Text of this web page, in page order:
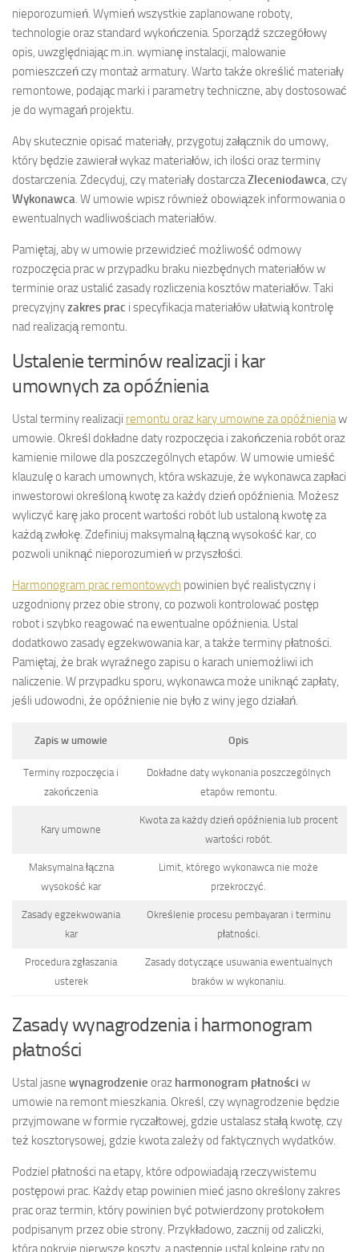
nieporozumień. Wymień wszystkie zaplanowane roboty,
technologie oraz standard wykończenia. Sporządź szczegółowy
opis, uwzględniając m.in. wymianę instalacji, malowanie
pomieszczeń czy montaż armatury. Warto także określić materiały
remontowe, podając marki i parametry techniczne, aby dostosować
je do wymagań projektu.
Aby skutecznie opisać materiały, przygotuj załącznik do umowy,
który będzie zawierał wykaz materiałów, ich ilości oraz terminy
dostarczenia. Zdecyduj, czy materiały dostarczaZleceniodawca, czy
Wykonawca. W umowie wpisz również obowiązek informowania o
ewentualnych wadliwościach materiałów.
Pamiętaj, aby w umowie przewidzieć możliwość odmowy
rozpoczęcia prac w przypadku braku niezbędnych materiałów w
terminie oraz ustalić zasady rozliczenia kosztów materiałów. Taki
precyzyjnyzakres prac i specyfikacja materiałów ułatwią kontrolę
nad realizacją remontu.
Ustalenie terminów realizacji i kar
umownych za opóźnienia
Ustal terminy realizacji remontu oraz kary umowne za opóźnieniaw
umowie. Określ dokładne daty rozpoczęcia i zakończenia robót oraz
kamienie milowe dla poszczególnych etapów. W umowie umieść
klauzulę o karach umownych, która wskazuje, że wykonawca zapłaci
inwestorowi określoną kwotę za każdy dzień opóźnienia. Możesz
wyliczyć karę jako procent wartości robót lub ustaloną kwotę za
każdą zwłokę. Zdefiniuj maksymalną łączną wysokość kar, co
pozwoli uniknąć nieporozumień w przyszłości.
Harmonogram prac remontowych powinien być realistyczny i
uzgodniony przez obie strony, co pozwoli kontrolować postęp
robot i szybko reagować na ewentualne opóźnienia. Ustal
dodatkowo zasady egzekwowania kar, a także terminy płatności.
Pamiętaj, że brak wyraźnego zapisu o karach uniemożliwi ich
naliczenie. W przypadku sporu, wykonawca może uniknąć zapłaty,
jeśli udowodni, że opóźnienie nie było z winy jego działań.
Zapis w umowie Opis
Terminy rozpoczęcia i
zakończenia
Dokładne daty wykonania poszczególnych
etapów remontu.
Kary umowne
Kwota za każdy dzień opóźnienia lub procent
wartości robót.
Maksymalna łączna
wysokość kar
Limit, którego wykonawca nie może
przekroczyć.
Zasady egzekwowania
kar
Określenie procesu pembayaran i terminu
płatności.
Procedura zgłaszania
usterek
Zasady dotyczące usuwania ewentualnych
braków w wykonaniu.
Zasady wynagrodzenia i harmonogram
płatności
Ustal jasne wynagrodzenie oraz harmonogram płatności w
umowie na remont mieszkania. Określ, czy wynagrodzenie będzie
przyjmowane w formie ryczałtowej, gdzie ustalasz stałą kwotę, czy
też kosztorysowej, gdzie kwota zależy od faktycznych wydatków.
Podziel płatności na etapy, które odpowiadają rzeczywistemu
postępowi prac. Każdy etap powinien mieć jasno określony zakres
prac oraz termin, który powinien być potwierdzony protokołem
podpisanym przez obie strony. Przykładowo, zacznij od zaliczki,
która pokryje pierwsze koszty, a następnie ustal kolejne raty po